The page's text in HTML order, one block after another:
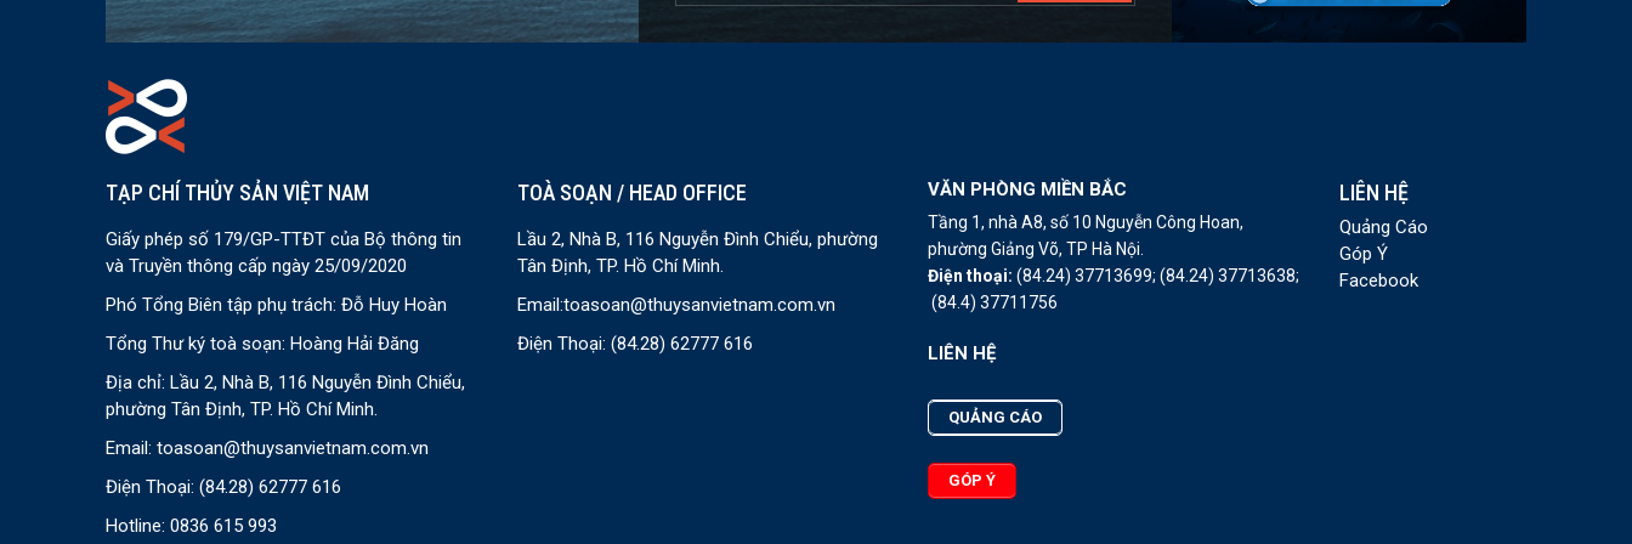
TẠP CHÍ THỦY SẢN VIỆT NAM
Giấy phép số 179/GP-TTĐT của Bộ thông tin
và Truyền thông cấp ngày 25/09/2020
Phó Tổng Biên tập phụ trách: Đỗ Huy Hoàn
Tổng Thư ký toà soạn: Hoàng Hải Đăng
Địa chỉ: Lầu 2, Nhà B, 116 Nguyễn Đình Chiểu,
phường Tân Định, TP. Hồ Chí Minh.
Email: toasoan@thuysanvietnam.com.vn
Điện Thoại: (84.28) 62777 616
Hotline: 0836 615 993
TOÀ SOẠN / HEAD OFFICE
Lầu 2, Nhà B, 116 Nguyễn Đình Chiểu, phường
Tân Định, TP. Hồ Chí Minh.
Email:toasoan@thuysanvietnam.com.vn
Điện Thoại: (84.28) 62777 616
VĂN PHÒNG MIỀN BẮC
Tầng 1, nhà A8, số 10 Nguyễn Công Hoan,
phường Giảng Võ, TP Hà Nội.
Điện thoại:(84.24) 37713699;(84.24) 37713638;
(84.4) 37711756
LIÊN HỆ
QUẢNG CÁO
GÓP Ý
LIÊN HỆ
Quảng Cáo
Góp Ý
Facebook